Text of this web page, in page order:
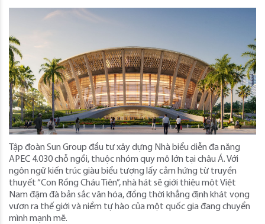
Tập đoàn Sun Group đầu tư xây dựng Nhà biểu diễn đa năng
APEC 4.030 chỗ ngồi, thuộc nhóm quy mô lớn tại châu Á. Với
ngôn ngữ kiến trúc giàu biểu tượng lấy cảm hứng từ truyền
thuyết “Con Rồng Cháu Tiên”, nhà hát sẽ giới thiệu một Việt
Nam đậm đà bản sắc văn hóa, đồng thời khẳng định khát vọng
vươn ra thế giới và niềm tự hào của một quốc gia đang chuyển
mình mạnh mẽ.